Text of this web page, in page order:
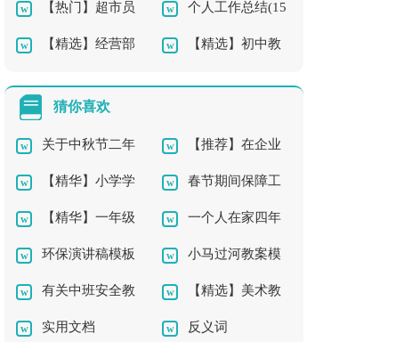
工作总结四篇 篇
【热门】超市员
工辞职报告
个人工作总结(15
篇)
【精选】经营部 【精选】初中教
猜你喜欢
关于中秋节二年
级作文锦集五篇
【推荐】在企业
辞职报告四篇
【精华】小学学
作文400字集锦八篇
春节期间保障工
作方案
【精华】一年级
作文锦集5篇
一个人在家四年
级作文合集六篇
环保演讲稿模板
锦集8篇
小马过河教案模
板八篇
有关中班安全教
案四篇
【精选】美术教
案模板集合9篇
实用文档 反义词